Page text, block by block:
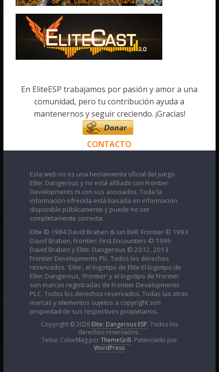
En EliteESP trabajamos por pasión y amor a una
comunidad, pero tu contribución ayuda a
mantenernos y seguir creciendo. ¡Gracias!
CONTACTO
Esta web no es una herramienta oficial del juego
Elite: Dangerous y no está afiliado con Frontier
Developments ni con sus asociados. Toda la
información ofrecida está basada en información
disponible públicamente y puede no ser
completamente correcta.
Elite © 1984 David Braben & Ian Bell. Frontier © 1993
David Braben, Frontier: First Encounters © 1995
David Braben y Elite: Dangerous © 2012, 2013
Frontier Developments Plc. Todos los derechos
reservados. 'Elite', el logotipo de Elite El logotipo de
Elite: Dangerous, 'Frontier' y el logotipo de Frontier
son marcas registradas de Frontier Developments
PLC. Todos los derechos reservados. Todas las otras
marcas y elementos sujetos a copyright son
propiedad de sus respectivos propietarios.
Copyright © 2026 Elite: Dangerous ESP. Todos los
derechos reservados..
Tema: ColorMag porThemeGrill. Potenciado por
WordPress